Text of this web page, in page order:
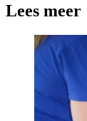
Lees meer